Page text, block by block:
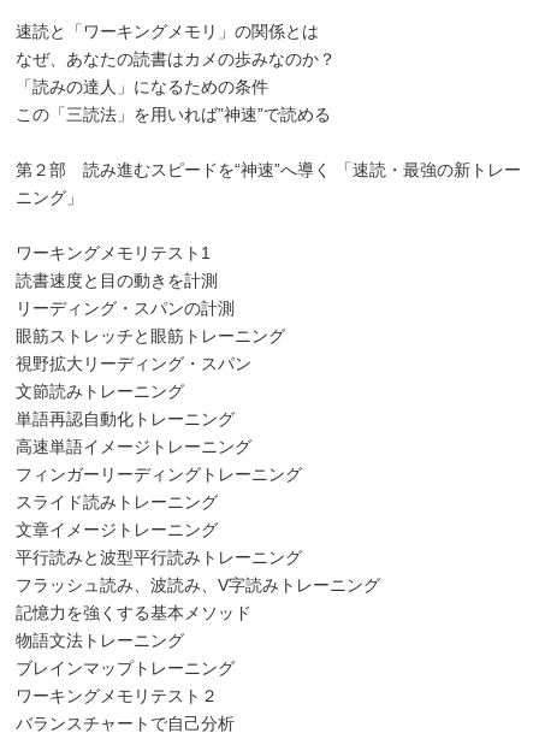
速読と「ワーキングメモリ」の関係とは
なぜ、あなたの読書はカメの歩みなのか？
「読みの達人」になるための条件
この「三読法」を用いれば”神速”で読める
第２部 読み進むスピードを“神速”へ導く 「速読・最強の新トレー
ニング」
ワーキングメモリテスト1
読書速度と目の動きを計測
リーディング・スパンの計測
眼筋ストレッチと眼筋トレーニング
視野拡大リーディング・スパン
文節読みトレーニング
単語再認自動化トレーニング
高速単語イメージトレーニング
フィンガーリーディングトレーニング
スライド読みトレーニング
文章イメージトレーニング
平行読みと波型平行読みトレーニング
フラッシュ読み、波読み、V字読みトレーニング
記憶力を強くする基本メソッド
物語文法トレーニング
ブレインマップトレーニング
ワーキングメモリテスト２
バランスチャートで自己分析